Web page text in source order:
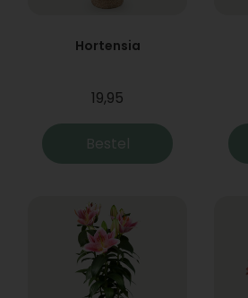
Hortensia
19,95
Bestel